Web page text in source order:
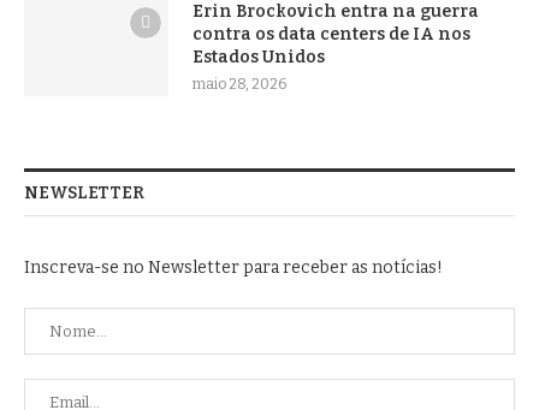
Erin Brockovich entra na guerra
contra os data centers de IA nos
Estados Unidos
maio 28, 2026
NEWSLETTER
Inscreva-se no Newsletter para receber as notícias!